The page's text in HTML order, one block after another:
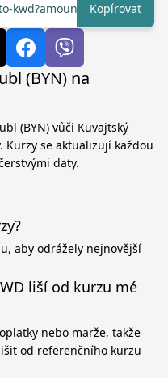
kwd?amount=1Kopírovat
(BYN) na
(BYN) vůči Kuvajtský
Kurzy se aktualizují každou
daty.
aby odrážely nejnovější
liší od kurzu mé
nebo marže, takže
od referenčního kurzu